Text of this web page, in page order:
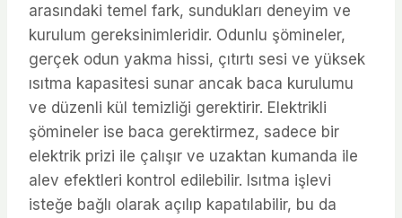
arasındaki temel fark, sundukları deneyim ve
kurulum gereksinimleridir. Odunlu şömineler,
gerçek odun yakma hissi, çıtırtı sesi ve yüksek
ısıtma kapasitesi sunar ancak baca kurulumu
ve düzenli kül temizliği gerektirir. Elektrikli
şömineler ise baca gerektirmez, sadece bir
elektrik prizi ile çalışır ve uzaktan kumanda ile
alev efektleri kontrol edilebilir. Isıtma işlevi
isteğe bağlı olarak açılıp kapatılabilir, bu da